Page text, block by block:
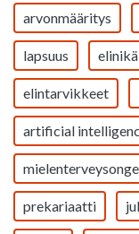
arvonmääritys
lapsuus
elintarvikkeet
artificial
prekariaatti